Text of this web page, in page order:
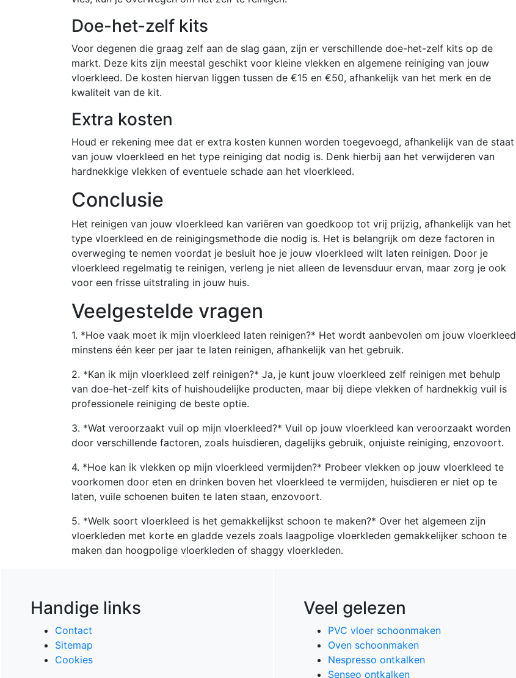
Doe-het-zelf kits
Voor degenen die graag zelf aan de slag gaan, zijn er verschillende doe-het-zelf kits op de
markt. Deze kits zijn meestal geschikt voor kleine vlekken en algemene reiniging van jouw
vloerkleed. De kosten hiervan liggen tussen de €15 en €50, afhankelijk van het merk en de
kwaliteit van de kit.
Extra kosten
Houd er rekening mee dat er extra kosten kunnen worden toegevoegd, afhankelijk van de staat
van jouw vloerkleed en het type reiniging dat nodig is. Denk hierbij aan het verwijderen van
hardnekkige vlekken of eventuele schade aan het vloerkleed.
Conclusie
Het reinigen van jouw vloerkleed kan variëren van goedkoop tot vrij prijzig, afhankelijk van het
type vloerkleed en de reinigingsmethode die nodig is. Het is belangrijk om deze factoren in
overweging te nemen voordat je besluit hoe je jouw vloerkleed wilt laten reinigen. Door je
vloerkleed regelmatig te reinigen, verleng je niet alleen de levensduur ervan, maar zorg je ook
voor een frisse uitstraling in jouw huis.
Veelgestelde vragen
1. *Hoe vaak moet ik mijn vloerkleed laten reinigen?* Het wordt aanbevolen om jouw vloerkleed
minstens één keer per jaar te laten reinigen, afhankelijk van het gebruik.
2. *Kan ik mijn vloerkleed zelf reinigen?* Ja, je kunt jouw vloerkleed zelf reinigen met behulp
van doe-het-zelf kits of huishoudelijke producten, maar bij diepe vlekken of hardnekkig vuil is
professionele reiniging de beste optie.
3. *Wat veroorzaakt vuil op mijn vloerkleed?* Vuil op jouw vloerkleed kan veroorzaakt worden
door verschillende factoren, zoals huisdieren, dagelijks gebruik, onjuiste reiniging, enzovoort.
4. *Hoe kan ik vlekken op mijn vloerkleed vermijden?* Probeer vlekken op jouw vloerkleed te
voorkomen door eten en drinken boven het vloerkleed te vermijden, huisdieren er niet op te
laten, vuile schoenen buiten te laten staan, enzovoort.
5. *Welk soort vloerkleed is het gemakkelijkst schoon te maken?* Over het algemeen zijn
vloerkleden met korte en gladde vezels zoals laagpolige vloerkleden gemakkelijker schoon te
maken dan hoogpolige vloerkleden of shaggy vloerkleden.
Handige links
Contact
Sitemap
Cookies
Veel gelezen
PVC vloer schoonmaken
Oven schoonmaken
Nespresso ontkalken
Senseo ontkalken